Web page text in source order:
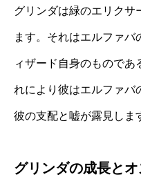
グリンダは緑のエリクサ
ます。それはエルファバ
ィザード自身のものであ
れにより彼はエルファバ
彼の支配と嘘が露見しま
グリンダの成長とオ